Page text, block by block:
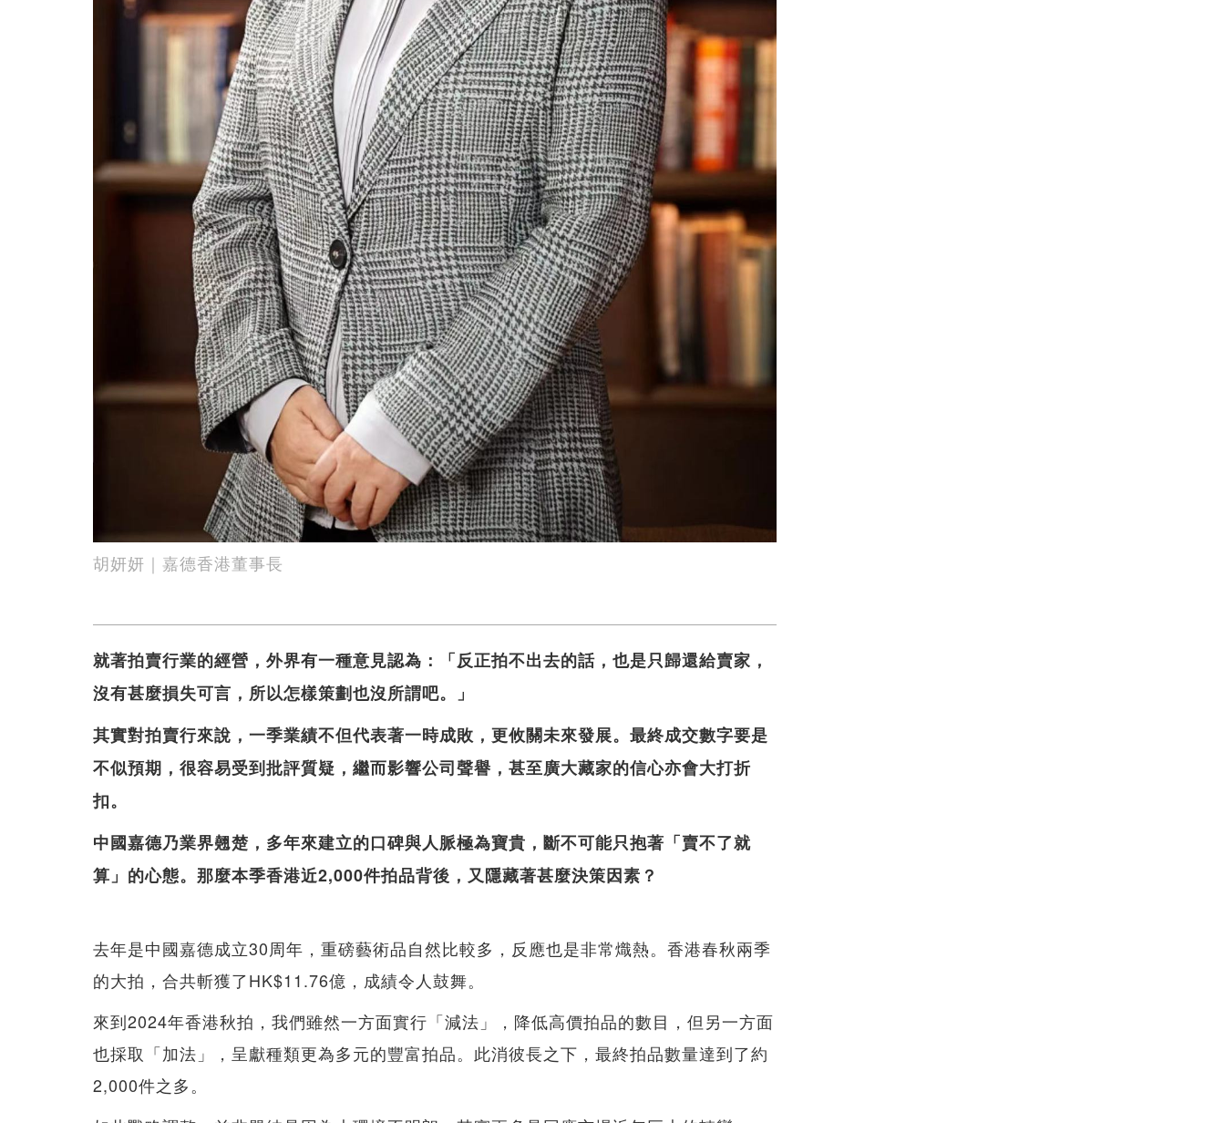
胡妍妍｜嘉德香港董事長
就著拍賣行業的經營，外界有一種意見認為：「反正拍不出去的話，也是只歸還給賣家，
沒有甚麼損失可言，所以怎樣策劃也沒所謂吧。」
其實對拍賣行來說，一季業績不但代表著一時成敗，更攸關未來發展。最終成交數字要是
不似預期，很容易受到批評質疑，繼而影響公司聲譽，甚至廣大藏家的信心亦會大打折
扣。
中國嘉德乃業界翹楚，多年來建立的口碑與人脈極為寶貴，斷不可能只抱著「賣不了就
算」的心態。那麼本季香港近2,000件拍品背後，又隱藏著甚麼決策因素？
去年是中國嘉德成立30周年，重磅藝術品自然比較多，反應也是非常熾熱。香港春秋兩季
的大拍，合共斬獲了HK$11.76億，成績令人鼓舞。
來到2024年香港秋拍，我們雖然一方面實行「減法」，降低高價拍品的數目，但另一方面
也採取「加法」，呈獻種類更為多元的豐富拍品。此消彼長之下，最終拍品數量達到了約
2,000件之多。